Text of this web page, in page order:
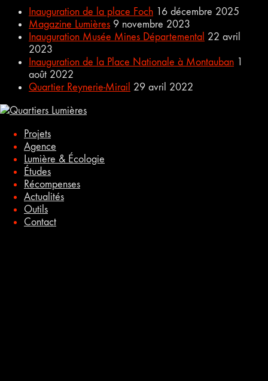
Inauguration de la place Foch 16 décembre 2025
Magazine Lumières 9 novembre 2023
Inauguration Musée Mines Départemental 22 avril
2023
Inauguration de la Place Nationale à Montauban 1
août 2022
Quartier Reynerie-Mirail 29 avril 2022
Projets
Agence
Lumière & Écologie
Études
Récompenses
Actualités
Outils
Contact